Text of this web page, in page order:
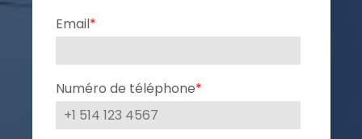
Email*
Numéro de téléphone*